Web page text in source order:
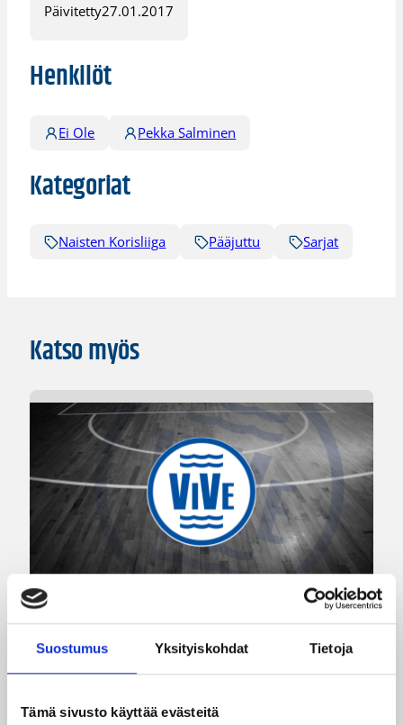
Suostumus Yksityiskohdat Tietoja
Tämä sivusto käyttää evästeitä
Päivitetty27.01.2017
Henkilöt
Ei Ole Pekka Salminen
Kategoriat
Naisten Korisliiga Pääjuttu Sarjat
Katso myös
Melanie Hoyt Vimpelin Vedon